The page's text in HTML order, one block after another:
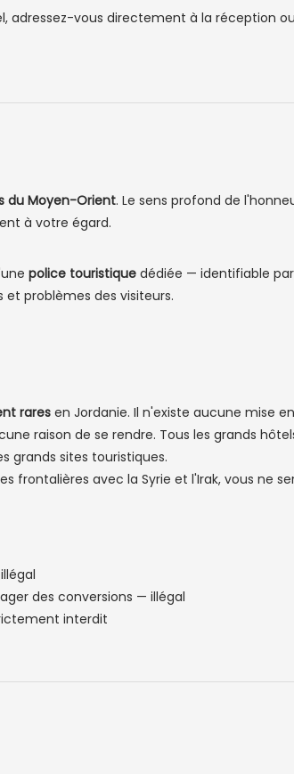
adressez-vous directement à la réception
du Moyen-Orient. Le sens profond de
à votre égard.
police touristique dédiée — identifiable
problèmes des visiteurs.
rares en Jordanie. Il n'existe aucune mise
raison de se rendre. Tous les grands
grands sites touristiques.
frontalières avec la Syrie et l'Irak, vous ne
des conversions — illégal
interdit